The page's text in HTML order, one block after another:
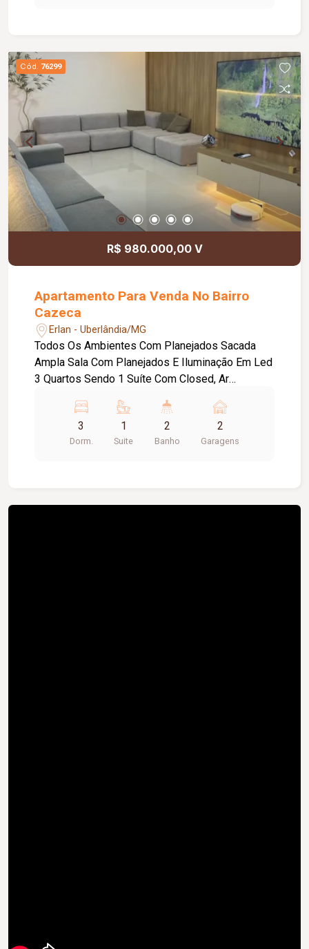
Cód. 76299
R$ 980.000,00 V
Apartamento Para Venda No Bairro
Cazeca
Erlan - Uberlândia/MG
Todos Os Ambientes Com Planejados Sacada
Ampla Sala Com Planejados E Iluminação Em Led
3 Quartos Sendo 1 Suíte Com Closed, Ar
Banheiro Social Com Planejados E Box Em
Blindex Cozinha Com Planejados E Iluminação
Em, Led 2 Vagas De Garagem Coberta
3
Dorm.
1
Suite
2
Banho
2
Garagens